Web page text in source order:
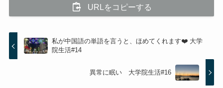
URLをコピーする
私が中国語の単語を言うと、ほめてくれます❤️ 大学
院生活#14
異常に眠い 大学院生活#16